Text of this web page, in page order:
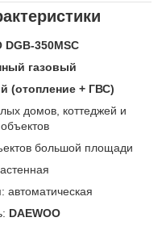
DGB-350MSC
газовый
(отопление + ГВС)
домов, коттеджей и
большой площади
автоматическая
DAEWOO